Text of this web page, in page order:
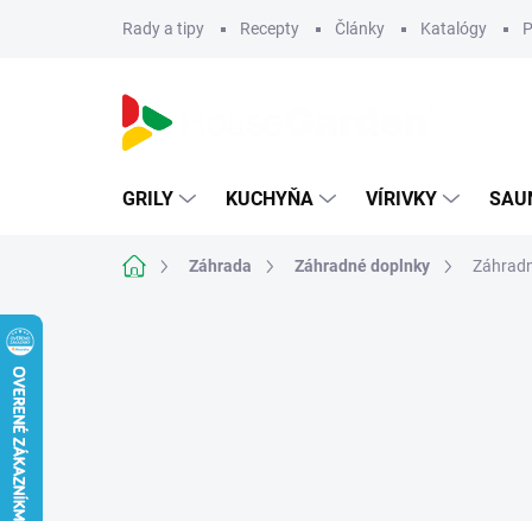
Rady a tipy Recepty Články Katalógy
GRILY KUCHYŇA VÍRIVKY
DomovZáhrada Záhradné doplnky